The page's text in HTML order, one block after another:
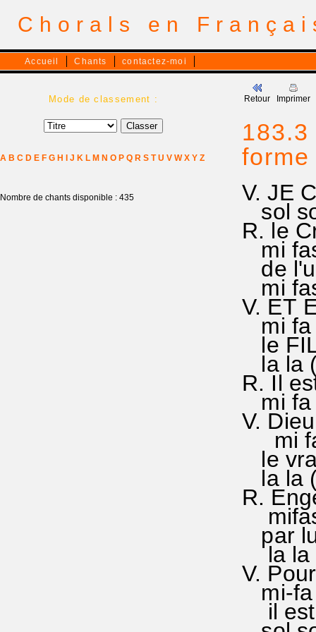
Chorals en
Accueil Chants contactez-moi
Mode de classement :
A B C D E F G H J K L M N O P Q R S T U V W X Y Z
Nombre de chants disponible : 435
Retour Imprimer
V. JE
sol
R. le
mi
de
mi
V. ET
mi fa
le
la la
R. Il
mi fa
V.
mi fa
le
la la
R.
par
la la
V.
mi-fa
il est